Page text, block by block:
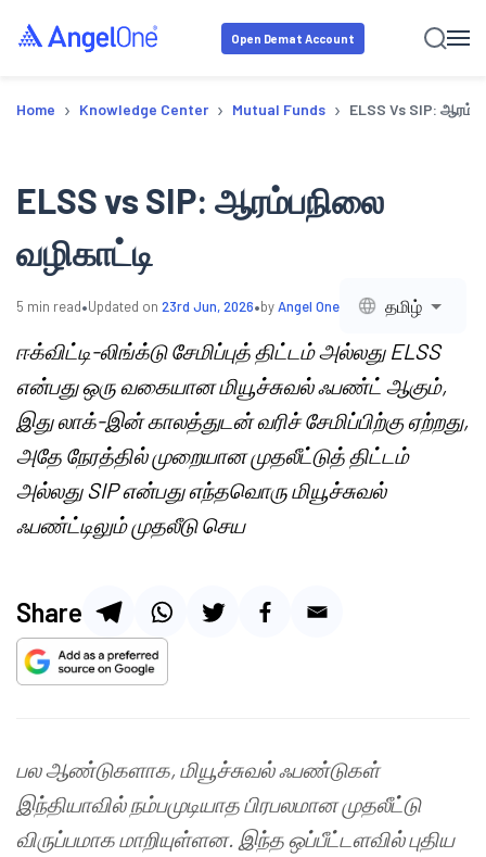
Open Demat Account
Home › Knowledge Center › Mutual Funds › ELSS Vs SIP:
ELSS vs SIP: ஆரம்பநிலை
வழிகாட்டி
5 min read•Updated on 23rd Jun, 2026•byAngel One தமிழ்
ஈக்விட்டி-லிங்க்டு சேமிப்புத் திட்டம் அல்லது ELSS
என்பது ஒரு வகையான மியூச்சுவல் ஃபண்ட் ஆகும்,
இது லாக்-இன் காலத்துடன் வரிச் சேமிப்பிற்கு ஏற்றது,
அதே நேரத்தில் முறையான முதலீட்டுத் திட்டம்
அல்லது SIP என்பது எந்தவொரு மியூச்சுவல்
ஃபண்ட்டிலும் முதலீடு செய
Share
பலஆண்டுகளாக, மியூச்சுவல் ஃபண்டுகள்
இந்தியாவில் நம்பமுடியாதபிரபலமானமுதலீட்டு
விருப்பமாகமாறியுள்ளன. இந்தஒப்பீட்டளவில்புதிய